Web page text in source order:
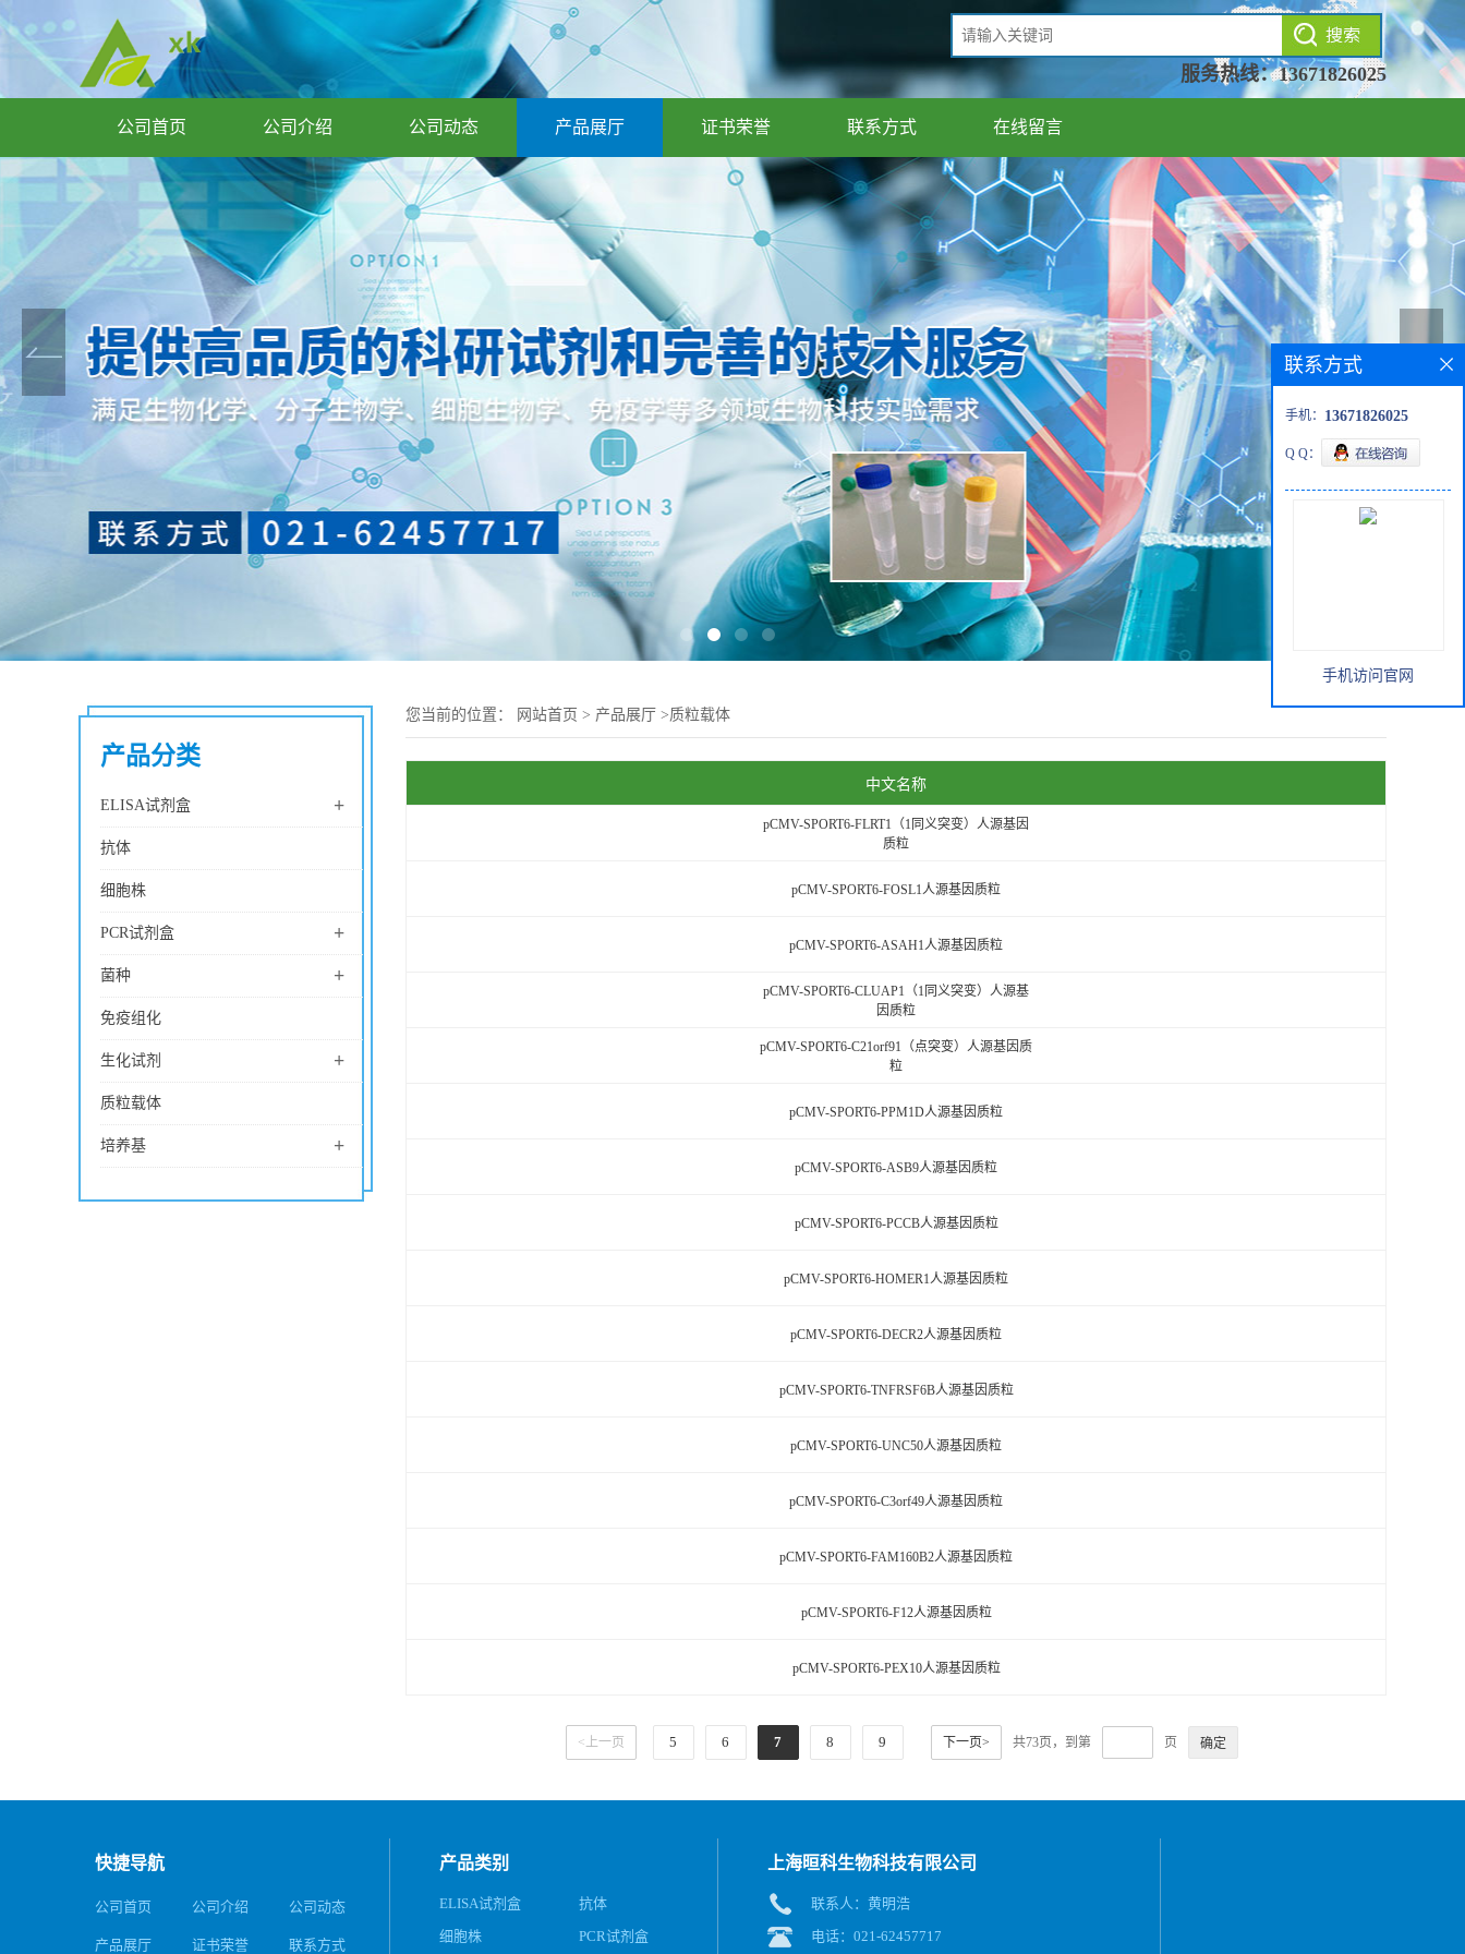
服务热线：13671826025
公司首页 公司介绍 公司动态 产品展厅 证书荣誉 联系方式 在线留言
产品分类
ELISA试剂盒 +
抗体
细胞株
PCR试剂盒 +
菌种 +
免疫组化
生化试剂 +
质粒载体
培养基 +
您当前的位置： 网站首页 > 产品展厅 >质粒载体
中文名称
pCMV-SPORT6-FLRT1（1同义突变）人源基因
质粒
pCMV-SPORT6-FOSL1人源基因质粒
pCMV-SPORT6-ASAH1人源基因质粒
pCMV-SPORT6-CLUAP1（1同义突变）人源基
因质粒
pCMV-SPORT6-C21orf91（点突变）人源基因质
粒
pCMV-SPORT6-PPM1D人源基因质粒
pCMV-SPORT6-ASB9人源基因质粒
pCMV-SPORT6-PCCB人源基因质粒
pCMV-SPORT6-HOMER1人源基因质粒
pCMV-SPORT6-DECR2人源基因质粒
pCMV-SPORT6-TNFRSF6B人源基因质粒
pCMV-SPORT6-UNC50人源基因质粒
pCMV-SPORT6-C3orf49人源基因质粒
pCMV-SPORT6-FAM160B2人源基因质粒
pCMV-SPORT6-F12人源基因质粒
pCMV-SPORT6-PEX10人源基因质粒
<上一页 5 6 7 8 9 下一页> 共73页，到第 页
联系方式
手机： 13671826025
Q Q：
手机访问官网
快捷导航
公司首页 公司介绍 公司动态
产品展厅 证书荣誉 联系方式
产品类别
ELISA试剂盒
抗体
细胞株
PCR试剂盒
上海晅科生物科技有限公司
联系人：黄明浩
电话：021-62457717